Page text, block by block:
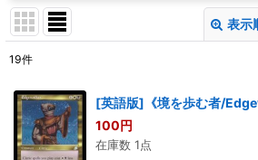
表示
並び順:
19件
[英語版]《境を歩む者/
100円
在庫数 1点